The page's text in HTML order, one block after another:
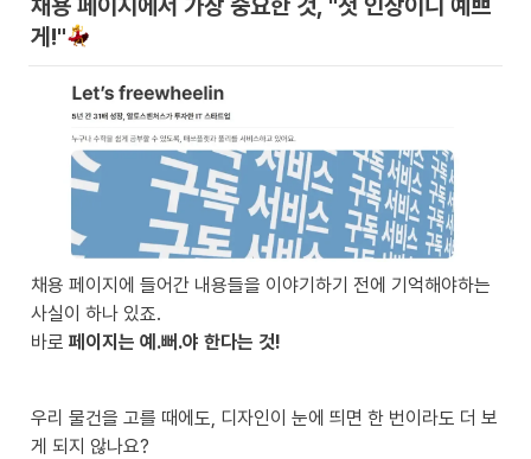
채용 페이지에서 가장 중요한 것, "첫 인상이니 예쁘
게!"
채용 페이지에 들어간 내용들을 이야기하기 전에 기억해야하는
사실이 하나 있죠.
바로 페이지는 예.뻐.야 한다는 것!
우리 물건을 고를 때에도, 디자인이 눈에 띄면 한 번이라도 더 보
게 되지 않나요?